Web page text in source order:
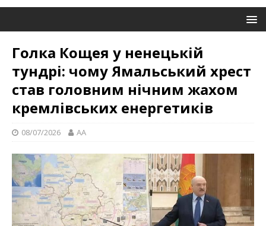
Голка Кощея у ненецькій
тундрі: чому Ямальський хрест
став головним нічним жахом
кремлівських енергетиків
08/07/2026 AA